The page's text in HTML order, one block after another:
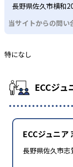
長野県佐久市横和
当サイトからの問い
特になし
ECCジ
ECCジュニア
長野県佐久市志